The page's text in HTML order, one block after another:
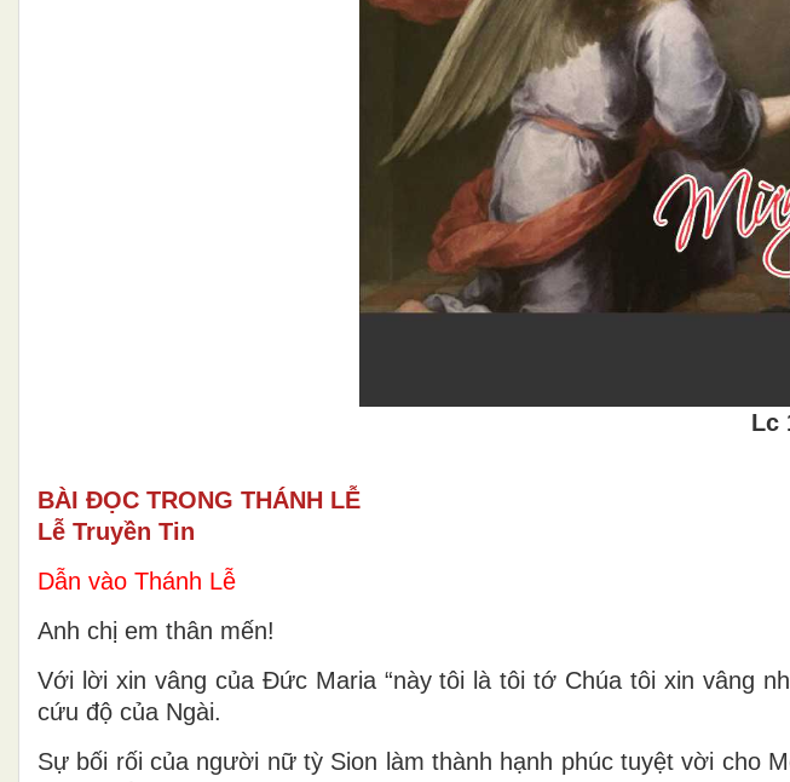
Lc
BÀI ĐỌC TRONG THÁNH LỄ
Lễ Truyền Tin
Dẫn vào Thánh Lễ
Anh chị em thân mến!
Với lời xin vâng của Đức Maria “này tôi là tôi tớ Chúa tôi xin vâng
cứu độ của Ngài.
Sự bối rối của người nữ tỳ Sion làm thành hạnh phúc tuyệt vời cho